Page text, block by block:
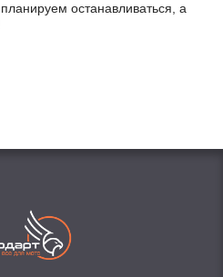
останавливаться, а